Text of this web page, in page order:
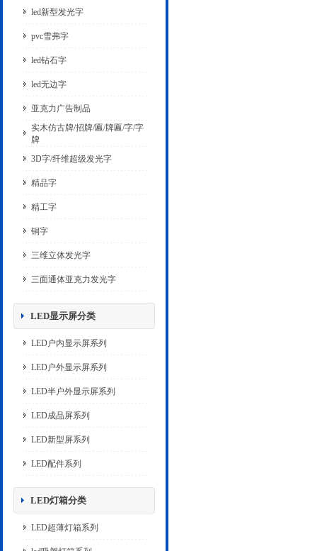
led新型发光字
pvc雪弗字
led钻石字
led无边字
亚克力广告制品
实木仿古牌/招牌/匾/牌匾/字/字
牌
3D字/纤维超级发光字
精品字
精工字
铜字
三维立体发光字
三面通体亚克力发光字
LED显示屏分类
LED户内显示屏系列
LED户外显示屏系列
LED半户外显示屏系列
LED成品屏系列
LED新型屏系列
LED配件系列
LED灯箱分类
LED超薄灯箱系列